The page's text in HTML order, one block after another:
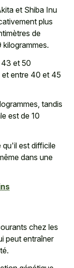
et Shiba Inu
plus
de
43 et 50
et entre 40 et 45
tandis
est de 10
qu'il est difficile
dans une
chez les
peut entraîner